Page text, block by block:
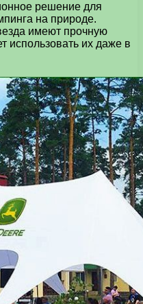
решение для
на природе.
имеют прочную
использовать их даже в